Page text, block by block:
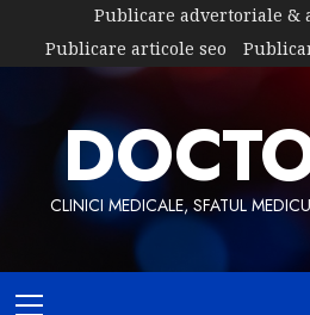
content
Publicare advertoriale &
Publicare articole seo
CLINICI MEDICALE, SFATUL